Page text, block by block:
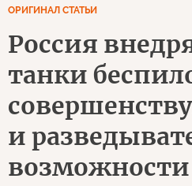
ОРИГИНАЛ СТАТЬИ
Россия
танки
и
возможности